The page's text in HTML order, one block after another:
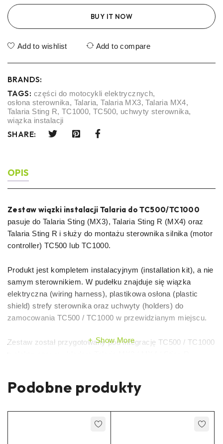
BUY IT NOW
Add to wishlist Add to compare
BRANDS:
TAGS: części do motocykli elektrycznych,
osłona sterownika, Talaria,Talaria MX3,Talaria MX4,
Talaria Sting R, TC1000,TC500, uchwyty sterownika,
wiązka instalacji
SHARE:
OPIS
Zestaw wiązki instalacji Talaria do TC500/TC1000
pasuje do Talaria Sting (MX3), Talaria Sting R (MX4) oraz
Talaria Sting R i służy do montażu sterownika silnika (motor
controller) TC500 lub TC1000.
Produkt jest kompletem instalacyjnym (installation kit), a nie
samym sterownikiem. W pudełku znajduje się wiązka
elektryczna (wiring harness), plastikowa osłona (plastic
shield) strefy sterownika oraz uchwyty (holders) do
zamocowania TC500 / TC1000 w przewidzianym miejscu.
Zestaw został przygotowany pod integrację TC500 / TC1000
z elektrycznym układem Talaria MX3 / MX4 / Sting R.
Talaria TC500/TC1000
Show More
Podobne produkty